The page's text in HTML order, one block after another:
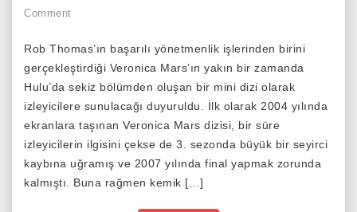
Commenton
Mars
Hulu’ya
Geliyor
Rob Thomas’ın başarılı yönetmenlik işlerinden birini
gerçekleştirdiği Veronica Mars’ın yakın bir zamanda
Hulu’da sekiz bölümden oluşan bir mini dizi olarak
izleyicilere sunulacağı duyuruldu. İlk olarak 2004 yılında
ekranlara taşınan Veronica Mars dizisi, bir süre
izleyicilerin ilgisini çekse de 3. sezonda büyük bir seyirci
kaybına uğramış ve 2007 yılında final yapmak zorunda
kalmıştı. Buna rağmen kemik […]